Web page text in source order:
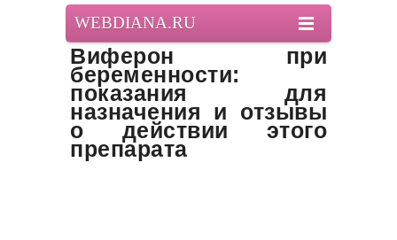
WEBDIANA.RU
Виферон при
беременности:
показания для
назначения и отзывы
о действии этого
препарата